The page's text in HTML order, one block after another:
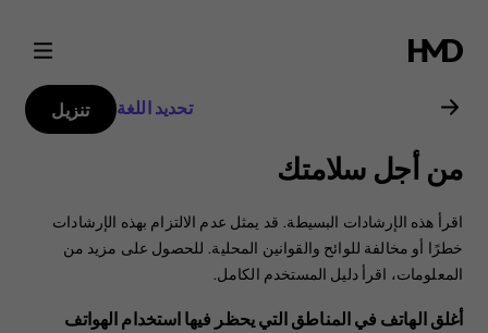
دليل
مستخدم
هاتف
Nokia
2.1
تحديد اللغة تنزيل
من أجل سلامتك
اقرأ هذه الإرشادات البسيطة. قد يمثل عدم الالتزام بهذه الإرشادات
خطرًا أو مخالفة للوائح والقوانين المحلية. للحصول على مزيد من
المعلومات، اقرأ دليل المستخدم الكامل.
أغلق الهاتف في المناطق التي يحظر فيها استخدام الهواتف